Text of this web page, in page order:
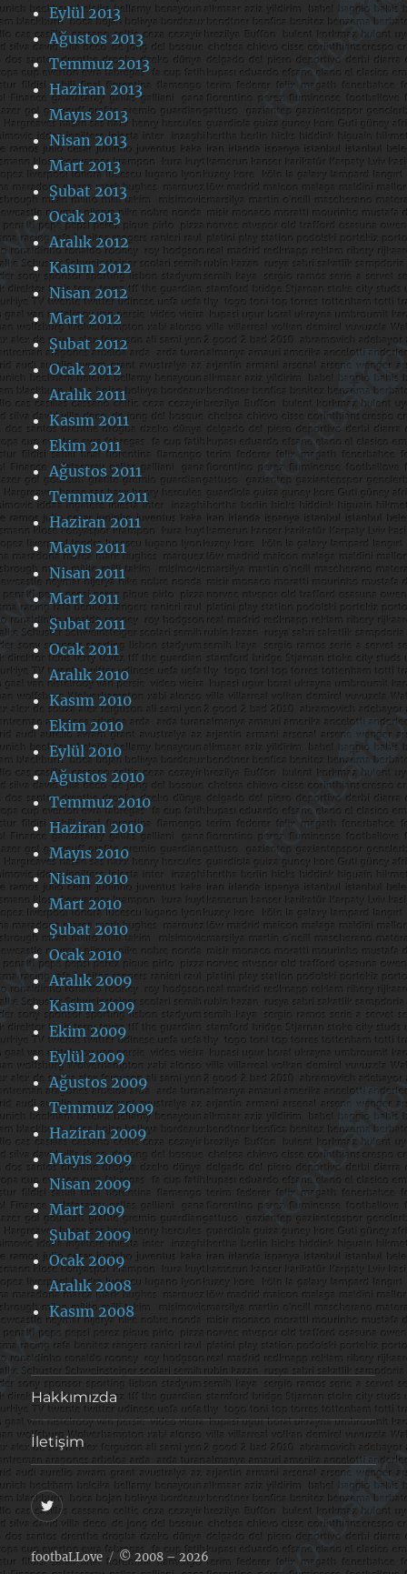
Eylül 2013
Ağustos 2013
Temmuz 2013
Haziran 2013
Mayıs 2013
Nisan 2013
Mart 2013
Şubat 2013
Ocak 2013
Aralık 2012
Kasım 2012
Nisan 2012
Mart 2012
Şubat 2012
Ocak 2012
Aralık 2011
Kasım 2011
Ekim 2011
Ağustos 2011
Temmuz 2011
Haziran 2011
Mayıs 2011
Nisan 2011
Mart 2011
Şubat 2011
Ocak 2011
Aralık 2010
Kasım 2010
Ekim 2010
Eylül 2010
Ağustos 2010
Temmuz 2010
Haziran 2010
Mayıs 2010
Nisan 2010
Mart 2010
Şubat 2010
Ocak 2010
Aralık 2009
Kasım 2009
Ekim 2009
Eylül 2009
Ağustos 2009
Temmuz 2009
Haziran 2009
Mayıs 2009
Nisan 2009
Mart 2009
Şubat 2009
Ocak 2009
Aralık 2008
Kasım 2008
Hakkımızda
İletişim
@footballove
footbaLLove © 2008 – 2026